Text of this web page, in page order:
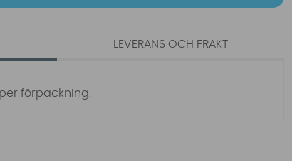
förpackning.
LEVERANS OCH FRAKT